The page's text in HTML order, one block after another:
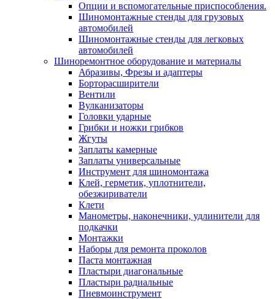
Опции и вспомогательные приспособления.
Шиномонтажные стенды для грузовых
автомобилей
Шиномонтажные стенды для легковых
автомобилей
Шиноремонтное оборудование и материалы
Абразивы, Фрезы и адаптеры
Борторасширители
Вентили
Вулканизаторы
Головки ударные
Грибки и ножки грибков
Жгуты
Заплаты камерные
Заплаты универсальные
Инструмент для шиномонтажа
Клей, герметик, уплотнители,
обезжириватели
Клети
Манометры, наконечники, удлинители для
подкачки
Монтажки
Наборы для ремонта проколов
Паста монтажная
Пластыри диагональные
Пластыри радиальные
Пневмоинструмент